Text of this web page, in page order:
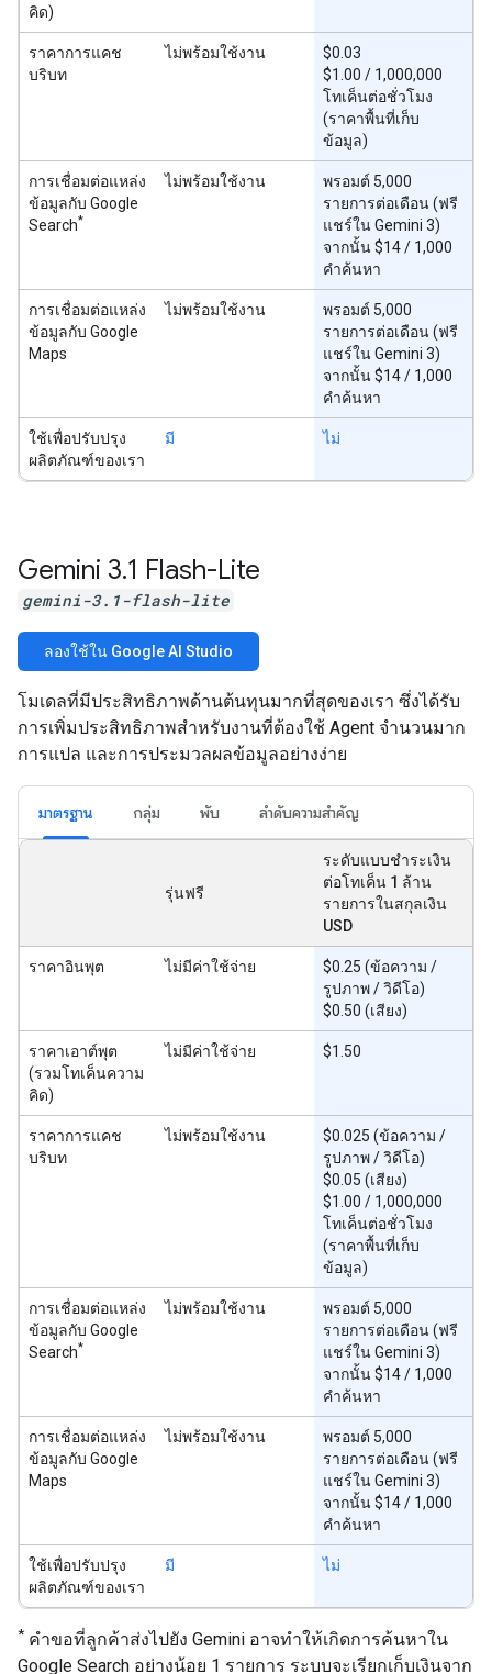
คิด)
ราคาการแคช
บริบท
ไม่พร้อมใช้งาน
$0.03
$1.00 / 1,000,000
โทเค็นต่อชั่วโมง
(ราคาพื้นที่เก็บ
ข้อมูล)
การเชื่อมต่อแหล่ง
ข้อมูลกับ Google
Search*
ไม่พร้อมใช้งาน
พรอมต์ 5,000
รายการต่อเดือน (ฟรี
แชร์ใน Gemini 3)
จากนั้น $14 / 1,000
คำค้นหา
การเชื่อมต่อแหล่ง
ข้อมูลกับ Google
Maps
ไม่พร้อมใช้งาน
พรอมต์ 5,000
รายการต่อเดือน (ฟรี
แชร์ใน Gemini 3)
จากนั้น $14 / 1,000
คำค้นหา
ใช้เพื่อปรับปรุง
ผลิตภัณฑ์ของเรา
มี ไม่
Gemini 3.1 Flash-Lite
gemini-3.1-flash-lite
ลองใช้ใน Google AI Studio
โมเดลที่มีประสิทธิภาพด้านต้นทุนมากที่สุดของเรา ซึ่งได้รับ
การเพิ่มประสิทธิภาพสำหรับงานที่ต้องใช้ Agent จำนวนมาก
การแปล และการประมวลผลข้อมูลอย่างง่าย
มาตรฐาน กลุ่ม พับ ลำดับความสำคัญ
รุ่นฟรี
ระดับแบบชำระเงิน
ต่อโทเค็น 1 ล้าน
รายการในสกุลเงิน
USD
ราคาอินพุต ไม่มีค่าใช้จ่าย
$0.25 (ข้อความ /
รูปภาพ / วิดีโอ)
$0.50 (เสียง)
ราคาเอาต์พุต
(รวมโทเค็นความ
คิด)
ไม่มีค่าใช้จ่าย $1.50
ราคาการแคช
บริบท
ไม่พร้อมใช้งาน
$0.025 (ข้อความ /
รูปภาพ / วิดีโอ)
$0.05 (เสียง)
$1.00 / 1,000,000
โทเค็นต่อชั่วโมง
(ราคาพื้นที่เก็บ
ข้อมูล)
การเชื่อมต่อแหล่ง
ข้อมูลกับ Google
Search*
ไม่พร้อมใช้งาน
พรอมต์ 5,000
รายการต่อเดือน (ฟรี
แชร์ใน Gemini 3)
จากนั้น $14 / 1,000
คำค้นหา
การเชื่อมต่อแหล่ง
ข้อมูลกับ Google
Maps
ไม่พร้อมใช้งาน
พรอมต์ 5,000
รายการต่อเดือน (ฟรี
แชร์ใน Gemini 3)
จากนั้น $14 / 1,000
คำค้นหา
ใช้เพื่อปรับปรุง
ผลิตภัณฑ์ของเรา
มี ไม่
* คำขอที่ลูกค้าส่งไปยัง Gemini อาจทำให้เกิดการค้นหาใน
Google Search อย่างน้อย 1 รายการ ระบบจะเรียกเก็บเงินจาก